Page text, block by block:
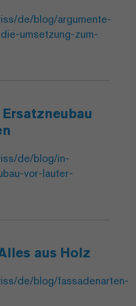
de/blog/argumente-
umsetzung-zum-
de/blog/in-
vor-lauter-
aus Holz
de/blog/fassadenarten-